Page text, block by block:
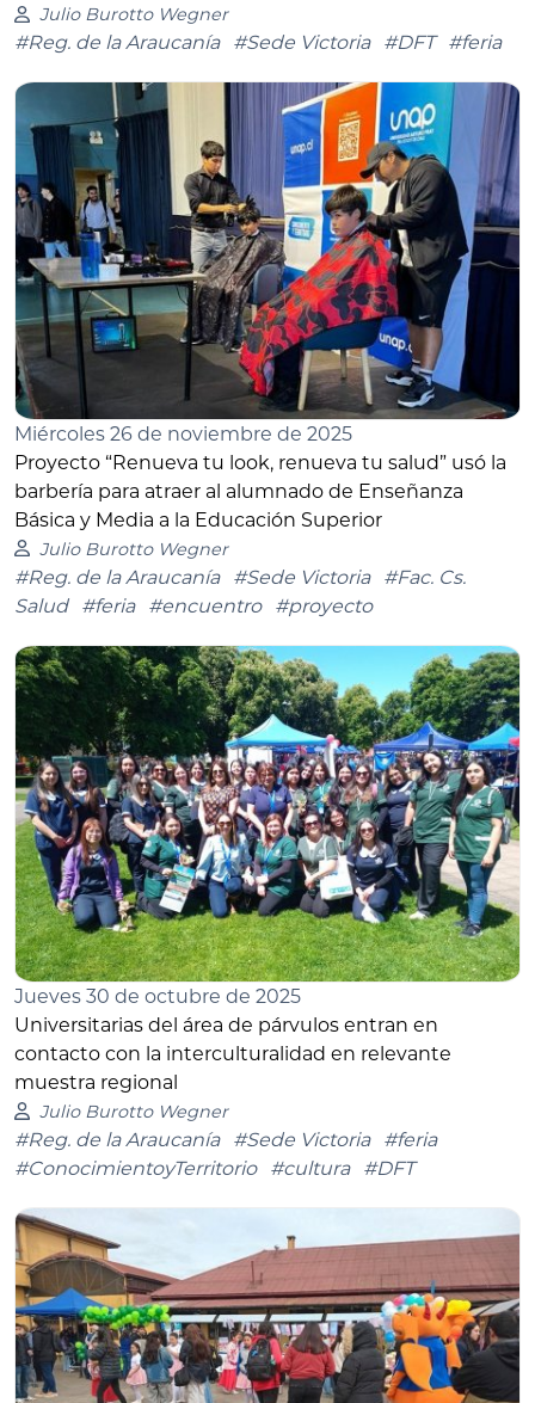
Julio Burotto Wegner
#Reg. de la Araucanía #Sede Victoria #DFT #feria
Miércoles 26 de noviembre de 2025
Proyecto “Renueva tu look, renueva tu salud” usó la
barbería para atraer al alumnado de Enseñanza
Básica y Media a la Educación Superior
Julio Burotto Wegner
#Reg. de la Araucanía #Sede Victoria
#Fac. Cs.
Salud
#feria #encuentro #proyecto
Jueves 30 de octubre de 2025
Universitarias del área de párvulos entran en
contacto con la interculturalidad en relevante
muestra regional
Julio Burotto Wegner
#Reg. de la Araucanía #Sede Victoria
#feria
#ConocimientoyTerritorio
#cultura #DFT